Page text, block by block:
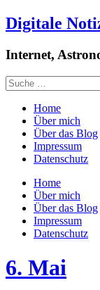
Digitale
Internet,
Home
Über mich
Über das Blog
Impressum
Datenschutz
Home
Über mich
Über das Blog
Impressum
Datenschutz
6. Mai